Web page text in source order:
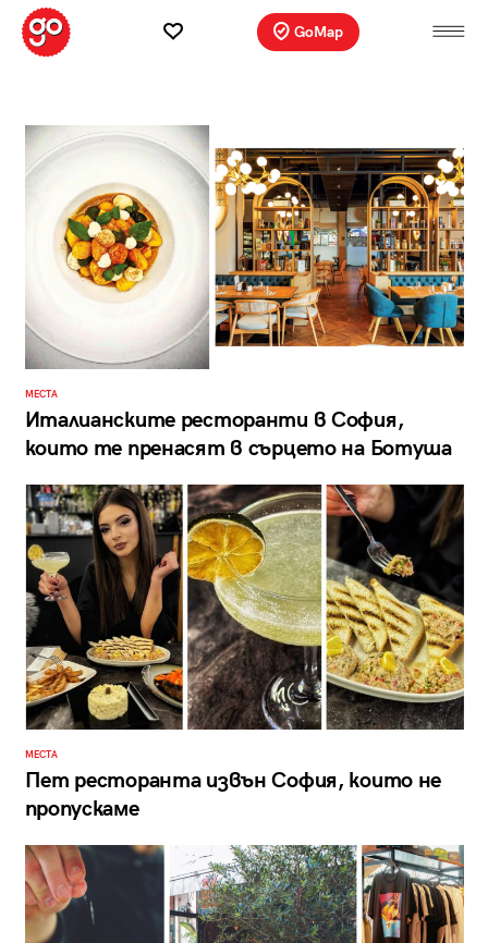
GoMap
МЕСТА
Италианските ресторанти в София,
които те пренасят в сърцето на Ботуша
МЕСТА
Пет ресторанта извън София, които не
пропускаме